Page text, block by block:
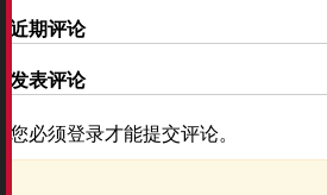
近期评论
发表评论
您必须登录才能提交评论。